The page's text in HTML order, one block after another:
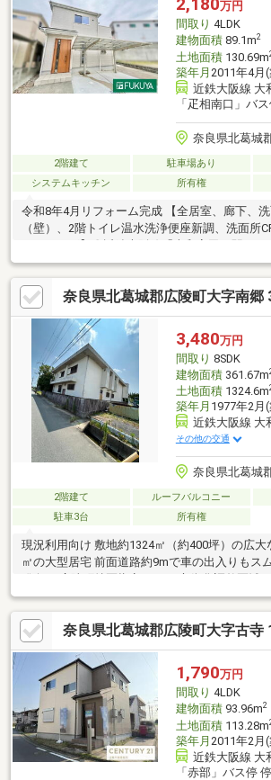
台、対面式キッチン、トイレ２ヶ所、浴室１坪
水洗浄便座、南庭、床下収納、通風良好、シュ
2,180万円
間取り 4LDK
建物面積89.1m2
土地面積130.69m
築年月 2011年4月
近鉄大阪線 大
「疋相南口」バ
奈良県北葛城
2階建て 駐車場あり
システムキッチン
所有権
令和8年4月リフォーム完成 【全居室、廊下、
（壁）、2階トイレ温水洗浄便座新調、洗面所
南口バス停まで徒歩3分！〇土地約39坪！〇4
幅員6ｍ！〇平成23年4月建築！〇駐車場2台！
立広陵西小学校 約900ｍ〇広陵町立広陵中学
ーパーエバーグリーン 広陵店 約500ｍ〇フ
広陵疋相店 約290ｍ〇ＤＣＭ 広陵店 約550
奈良県北葛城郡広陵町大字南郷
3,480万円
間取り 8SDK
建物面積361.67m
土地面積1324.6m
築年月 1977年2月
近鉄大阪線 大
その他の交通
奈良県北葛城
2階建て ルーフバルコニー
駐車3台
所有権
現況利用向け 敷地約1324㎡（約400坪）の広大
㎡の大型居宅 前面道路約9mで車の出入りもス
築・建て替えをご検討いただけます。 ※建築・
前協議が必要です。開発行為には許可を要しま
の為窓口一本化でわかりやすいです。現地見
軽にお問い合わせください。
奈良県北葛城郡広陵町大字古寺
1,790万円
間取り 4LDK
建物面積93.96m2
土地面積113.28m
築年月 2011年2月
近鉄大阪線 大
「赤部」バス停